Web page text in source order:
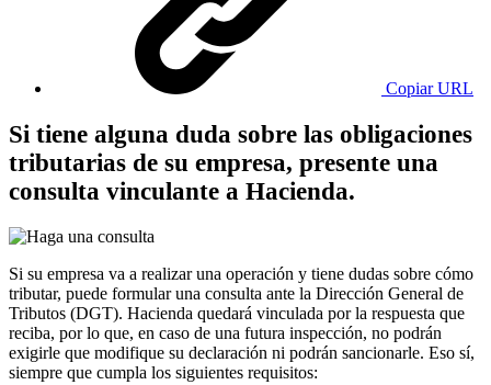
Copiar URL
Si tiene alguna duda sobre las obligaciones
tributarias de su empresa, presente una
consulta vinculante a Hacienda.
Si su empresa va a realizar una operación y tiene dudas sobre cómo
tributar, puede formular una consulta ante la Dirección General de
Tributos (DGT). Hacienda quedará vinculada por la respuesta que
reciba, por lo que, en caso de una futura inspección, no podrán
exigirle que modifique su declaración ni podrán sancionarle. Eso sí,
siempre que cumpla los siguientes requisitos: